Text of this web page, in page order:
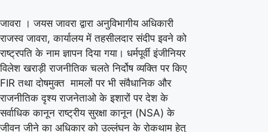
की
रिहाई
के
लिए
दिया
ज्ञापन
जावरा । जयस जावरा द्वारा अनुविभागीय अधिकारी
राजस्व जावरा, कार्यालय में तहसीलदार संदीप इवने को
राष्ट्रपति के नाम ज्ञापन दिया गया। धर्मपूर्वी इंजीनियर
विलेश खराड़ी राजनीतिक चलते निर्दोष व्यक्ति पर किए
FIR तथा दोषमुक्त मामलों पर भी संवैधानिक और
राजनीतिक दृश्य राजनेताओ के इशारों पर देश के
सर्वाधिक कानून राष्ट्रीय सुरक्षा कानून (NSA) के
जीवन जीने का अधिकार को उल्लंघन के रोकथाम हेतु